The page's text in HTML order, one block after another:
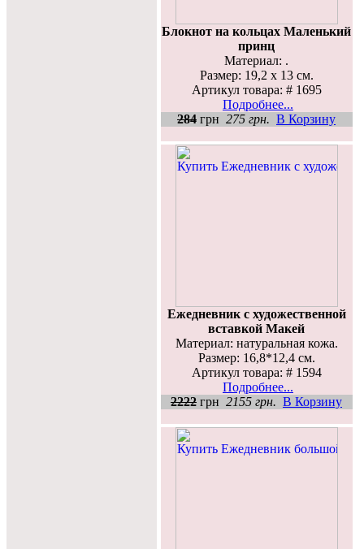
Блокнот на кольцах Маленький
принц
Материал: .
Размер: 19,2 х 13 см.
Артикул товара: # 1695
Подробнее...
284 грн 275 грн. В Корзину
Ежедневник с художественной
вставкой Макей
Материал: натуральная кожа.
Размер: 16,8*12,4 см.
Артикул товара: # 1594
Подробнее...
2222 грн 2155 грн. В Корзину